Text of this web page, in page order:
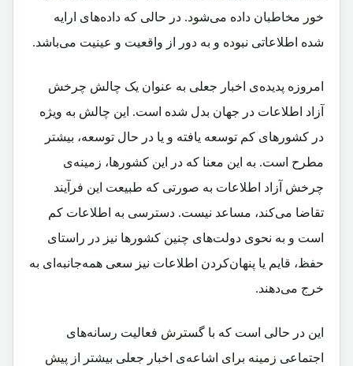
خور مخاطبان داده می‌شود. در حالی‌ که داده‌های ارایه
شده اطلاعاتی نبوده و به دور از واقعیت و عینیت می‌باشد.
امروزه پدیده‌ی اخبار جعلی به عنوان یک چالش چرخش
آزاد اطلاعات در جهان بدل شده است. این چالش به ویژه
در کشورهای کم توسعه ‌یافته و یا در حال توسعه، بیشتر
مطرح است. به این معنا که در این کشورها، زمینه‌ی
چرخش آزاد اطلاعات به صورتی‌ که طبیعت این فرآیند
تقاضا می‌کند، مساعد نیست. دسترسی به اطلاعات کم
است و به نحوی دولت‌های چنین کشورها نیز در راستای
حفظ، قایم یا پنهان‌کردن اطلاعات نیز سعی همه‌جانبه‌ای به
خرج می‌دهند.
این در حالی است‌ که با گسترش فعالیت رسانه‌های
اجتماعی زمینه برای اشاعه‌ی اخبار جعلی بیشتر از پیش